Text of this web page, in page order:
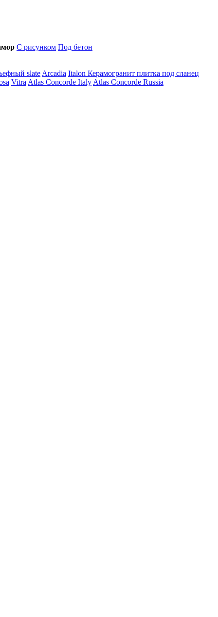
С рисунком Под бетон
slate Arcadia Italon Керамогранит плитка под сланец
Vitra Atlas Concorde Italy Atlas Concorde Russia